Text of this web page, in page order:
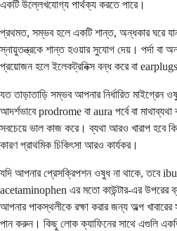
একটি উল্লেখযোগ্য পার্থক্য করতে পারে।
প্রথমত, সম্ভব হলে একটি শান্ত, অন্ধকার ঘরে
স্নায়ুতন্ত্রকে শান্ত হওয়ার সুযোগ দেয়। পর্দা
প্রয়োজন হলে ইলেকট্রনিক্স বন্ধ করে বা earplugs
যত তাড়াতাড়ি সম্ভব আপনার নির্ধারিত মাইগ্রেন
আদর্শভাবে prodrome বা aura পর্বে বা
সবচেয়ে ভাল কাজ করে। ব্যথা আরও খারাপ হবে
কারণ প্রাথমিক চিকিৎসা আরও কার্যকর।
যদি আপনার প্রেসক্রিপশন ওষুধ না থাকে, তবে
acetaminophen এর মতো কাউন্টার-এর উপরের
আপনার পাকস্থলীকে রক্ষা করার জন্য অল্প
পান করুন। কিছু লোক ক্যাফিনের সাথে এগুলি